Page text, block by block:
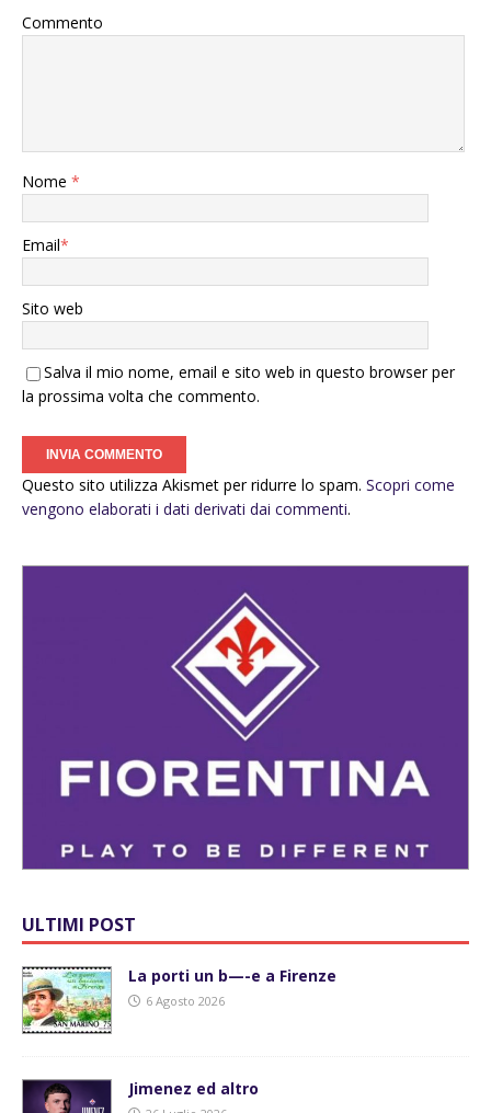
Commento
Nome *
Email*
Sito web
Salva il mio nome, email e sito web in questo browser per
la prossima volta che commento.
Questo sito utilizza Akismet per ridurre lo spam. Scopri come
vengono elaborati i dati derivati dai commenti.
ULTIMI POST
La porti un b—-e a Firenze
6 Agosto 2026
Jimenez ed altro